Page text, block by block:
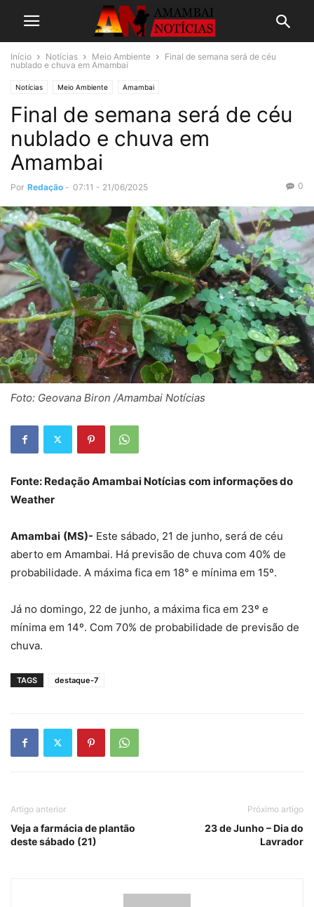
Início Notícias Meio Ambiente
Final de semana será de céu
nublado e chuva em Amambai
Notícias Meio Ambiente Amambai
Final de semana será de céu
nublado e chuva em
Amambai
Por Redação - 07:11 - 21/06/2025 0
Foto: Geovana Biron /Amambai Notícias
Fonte: Redação Amambai Notícias com informações do
Weather
Amambai (MS)- Este sábado, 21 de junho, será de céu
aberto em Amambai. Há previsão de chuva com 40% de
probabilidade. A máxima fica em 18° e mínima em 15º.
Já no domingo, 22 de junho, a máxima fica em 23º e
mínima em 14º. Com 70% de probabilidade de previsão de
chuva.
TAGS destaque-7
Artigo anterior
Veja a farmácia de plantão
deste sábado (21)
Próximo artigo
23 de Junho – Dia do
Lavrador